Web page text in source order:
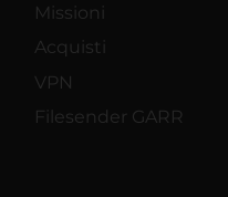
Missioni
Acquisti
VPN
Filesender GARR